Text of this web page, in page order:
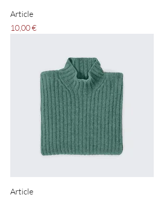
Article
Pris
10,00 €
Article